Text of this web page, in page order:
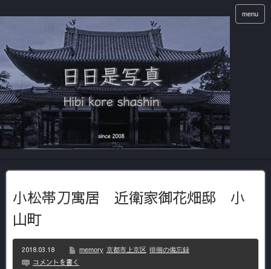
menu
小松帯刀寓居 近衛家御花畑邸 小
山町
2018.03.18 memory 京都市上京区 徘徊の備忘録
コメントを書く